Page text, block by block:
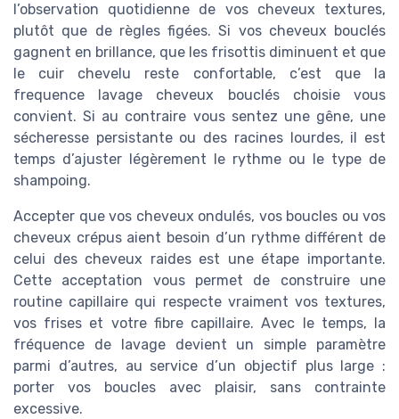
l’observation quotidienne de vos cheveux textures,
plutôt que de règles figées. Si vos cheveux bouclés
gagnent en brillance, que les frisottis diminuent et que
le cuir chevelu reste confortable, c’est que la
frequence lavage cheveux bouclés choisie vous
convient. Si au contraire vous sentez une gêne, une
sécheresse persistante ou des racines lourdes, il est
temps d’ajuster légèrement le rythme ou le type de
shampoing.
Accepter que vos cheveux ondulés, vos boucles ou vos
cheveux crépus aient besoin d’un rythme différent de
celui des cheveux raides est une étape importante.
Cette acceptation vous permet de construire une
routine capillaire qui respecte vraiment vos textures,
vos frises et votre fibre capillaire. Avec le temps, la
fréquence de lavage devient un simple paramètre
parmi d’autres, au service d’un objectif plus large :
porter vos boucles avec plaisir, sans contrainte
excessive.